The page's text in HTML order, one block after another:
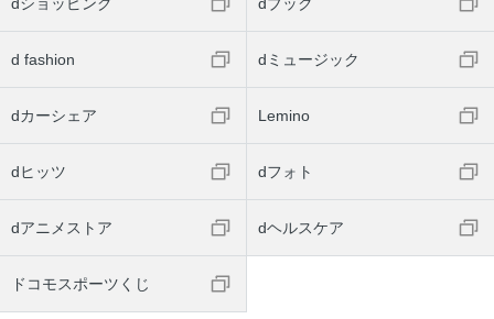
d fashion dミュージック
dカーシェア Lemino
dヒッツ dフォト
dアニメストア dヘルスケア
ドコモスポーツくじ